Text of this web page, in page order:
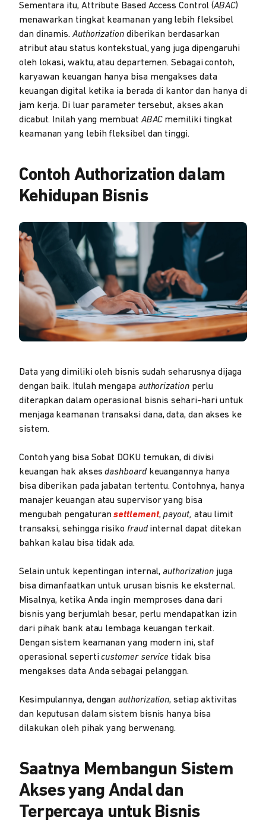
Sementara itu, Attribute Based Access Control (ABAC)
menawarkan tingkat keamanan yang lebih fleksibel
dan dinamis. Authorizationdiberikan berdasarkan
atribut atau status kontekstual, yang juga dipengaruhi
oleh lokasi, waktu, atau departemen. Sebagai contoh,
karyawan keuangan hanya bisa mengakses data
keuangan digital ketika ia berada di kantor dan hanya di
jam kerja. Di luar parameter tersebut, akses akan
dicabut. Inilah yang membuat ABACmemiliki tingkat
keamanan yang lebih fleksibel dan tinggi.
Contoh Authorization dalam
Kehidupan Bisnis
Data yang dimiliki oleh bisnis sudah seharusnya dijaga
dengan baik. Itulah mengapa authorizationperlu
diterapkan dalam operasional bisnis sehari-hari untuk
menjaga keamanan transaksi dana, data, dan akses ke
sistem.
Contoh yang bisa Sobat DOKU temukan, di divisi
keuangan hak aksesdashboardkeuangannya hanya
bisa diberikan pada jabatan tertentu. Contohnya, hanya
manajer keuangan atau supervisor yang bisa
mengubah pengaturansettlement,payout, atau limit
transaksi, sehingga risiko fraudinternal dapat ditekan
bahkan kalau bisa tidak ada.
Selain untuk kepentingan internal,authorization juga
bisa dimanfaatkan untuk urusan bisnis ke eksternal.
Misalnya, ketika Anda ingin memproses dana dari
bisnis yang berjumlah besar, perlu mendapatkan izin
dari pihak bank atau lembaga keuangan terkait.
Dengan sistem keamanan yang modern ini, staf
operasional seperticustomer service tidak bisa
mengakses data Anda sebagai pelanggan.
Kesimpulannya, denganauthorization, setiap aktivitas
dan keputusan dalam sistem bisnis hanya bisa
dilakukan oleh pihak yang berwenang.
Saatnya Membangun Sistem
Akses yang Andal dan
Terpercaya untuk Bisnis